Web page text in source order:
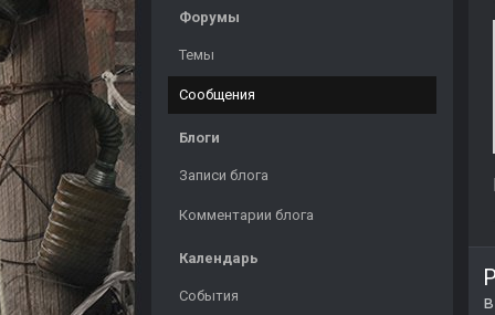
Форумы
Темы
Сообщения
Блоги
Записи блога
Комментарии блога
Календарь
События